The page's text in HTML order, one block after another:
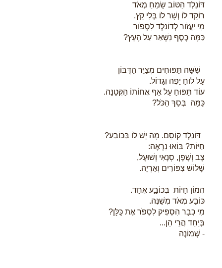
דּוֹנַלְד הַטּוֹב שָׂמֵחַ מְאֹד
רוֹקֵד לוֹ וְשָׁר לוֹ בְּלִי קֵץ.
מִי יַעֲזֹור לְדוֹנַלְד לִסְפֹּור
כַּמָּה כֶּסֶף נִשְׁאַר עַל הָעֵץ?
שִׁשָּׁה תַּפּוּחִים מְצַיֵּר הַדֻּבּוֹן
עַל לוּחַ יָפֶה וְגָדוֹל.
עוֹד תַּפּוּחַ עַל אַף אֲחוֹתוֹ הַקְּטַנָּה.
כַּמָּה בְּסַךְ הַכֹּל?
דּוֹנַלְד קוֹסֵם. מָה יֵשׁ לוֹ בַּכּוֹבַע?
חַיּוֹת? בּוֹאוּ נִרְאֶה:
צָב וְשָׁפָן, סְנָאִי וְשׁוּעָל,
שָׁלוֹשׁ צִפּוֹרִים וְאַרְיֵה.
הֲמוֹן חַיּוֹת בְּכוֹבַַע אֶחָד.
כּוֹבַע מְאֹד מְשֻׁנֶּה.
מִי כְּבָר הִסְפִּיק לִסְפֹּר אֶת כֻּלָּן?
בְּיַחַד הֲרֵי הֵן...
- שְׁמוֹנֶה